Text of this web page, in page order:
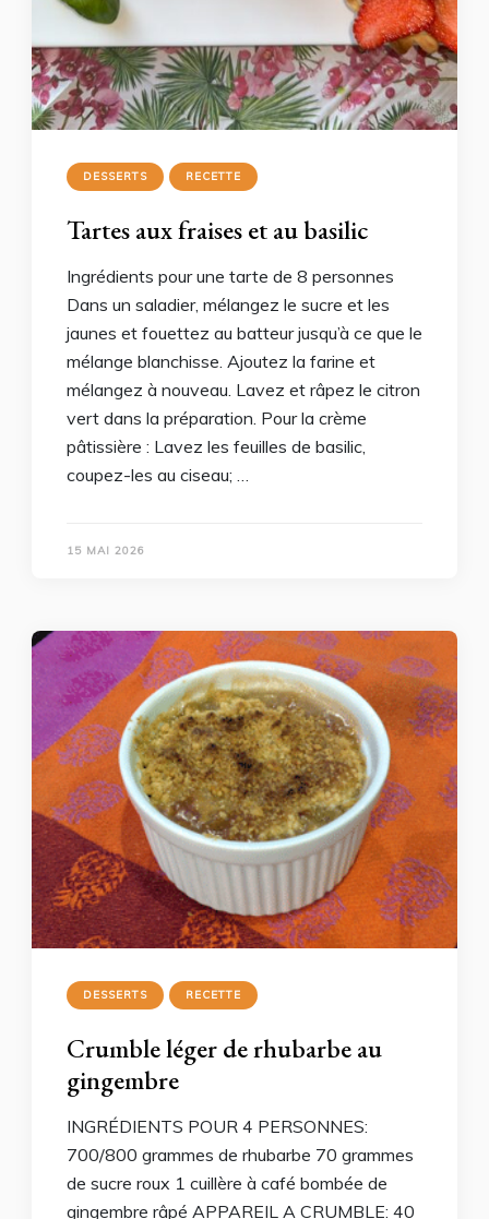
DESSERTS RECETTE
Tartes aux fraises et au basilic
Ingrédients pour une tarte de 8 personnes
Dans un saladier, mélangez le sucre et les
jaunes et fouettez au batteur jusqu’à ce que le
mélange blanchisse. Ajoutez la farine et
mélangez à nouveau. Lavez et râpez le citron
vert dans la préparation. Pour la crème
pâtissière : Lavez les feuilles de basilic,
coupez-les au ciseau; …
15 MAI 2026
DESSERTS RECETTE
Crumble léger de rhubarbe au
gingembre
INGRÉDIENTS POUR 4 PERSONNES:
700/800 grammes de rhubarbe 70 grammes
de sucre roux 1 cuillère à café bombée de
gingembre râpé APPAREIL A CRUMBLE: 40